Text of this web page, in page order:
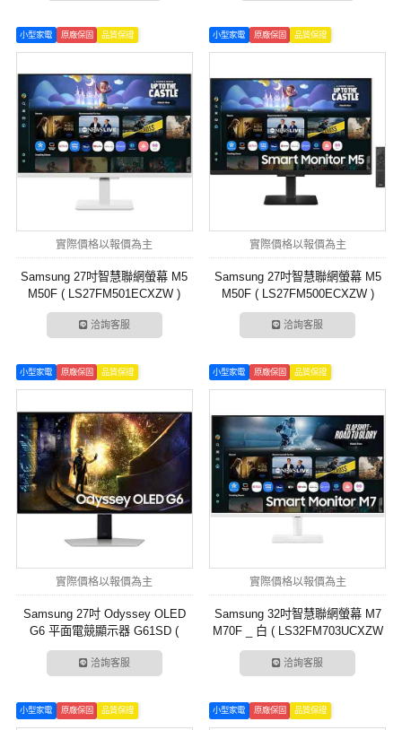
小型家電 原廠保固 品質保證
實際價格以報價為主
Samsung 27吋智慧聯網螢幕 M5
M50F ( LS27FM501ECXZW )
洽詢客服
小型家電 原廠保固 品質保證
實際價格以報價為主
Samsung 27吋智慧聯網螢幕 M5
M50F ( LS27FM500ECXZW )
洽詢客服
小型家電 原廠保固 品質保證
實際價格以報價為主
Samsung 27吋 Odyssey OLED
G6 平面電競顯示器 G61SD (
LS27DG612SCXZW )
洽詢客服
小型家電 原廠保固 品質保證
實際價格以報價為主
Samsung 32吋智慧聯網螢幕 M7
M70F _ 白 ( LS32FM703UCXZW
)
洽詢客服
小型家電 原廠保固 品質保證 小型家電 原廠保固 品質保證